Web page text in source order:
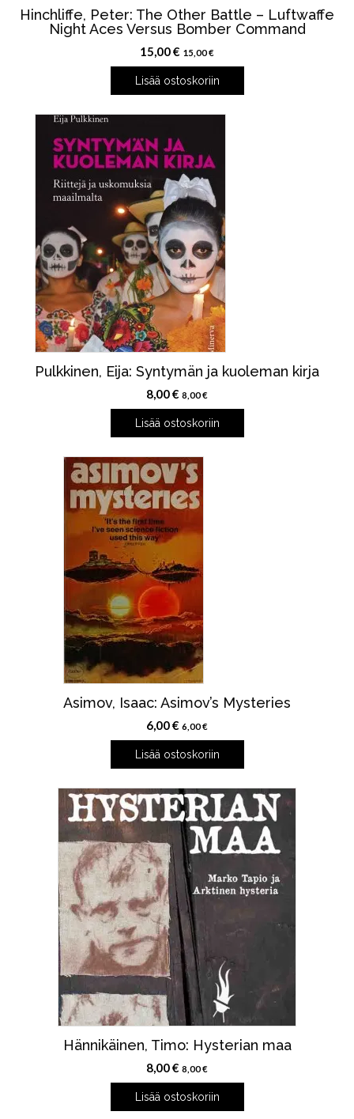
Hinchliffe, Peter: The Other Battle – Luftwaffe
Night Aces Versus Bomber Command
15,00€ 15,00€
Lisää ostoskoriin
Pulkkinen, Eija: Syntymän ja kuoleman kirja
8,00€ 8,00€
Lisää ostoskoriin
Asimov, Isaac: Asimov’s Mysteries
6,00€ 6,00€
Lisää ostoskoriin
Hännikäinen, Timo: Hysterian maa
8,00€ 8,00€
Lisää ostoskoriin